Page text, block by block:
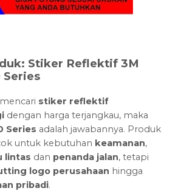
Stiker Reflektif 3M
Series
stiker reflektif
dengan harga terjangkau, maka
Series adalah jawabannya. Produk
untuk kebutuhan keamanan,
lintas dan penanda jalan, tetapi
logo perusahaan hingga
pribadi.